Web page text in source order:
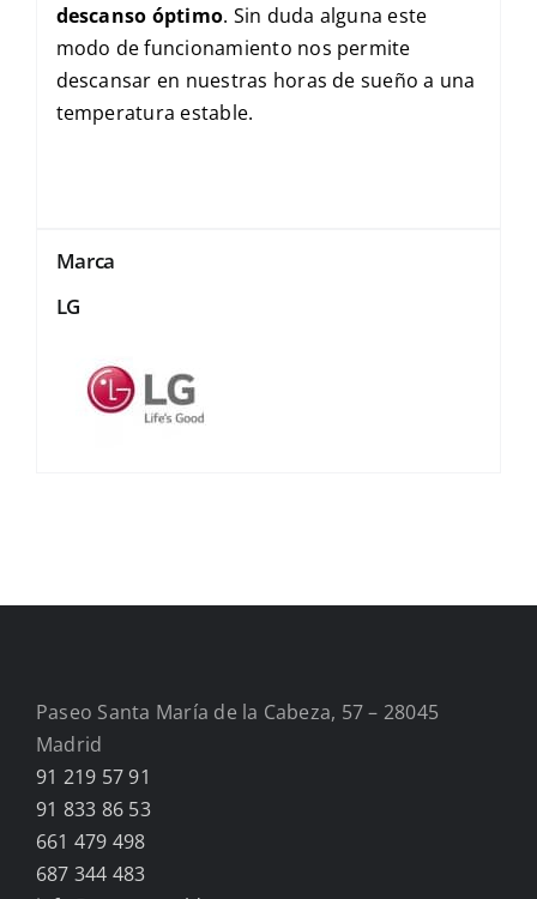
descanso óptimo. Sin duda alguna este
modo de funcionamiento nos permite
descansar en nuestras horas de sueño a una
temperatura estable.
Marca
LG
Paseo Santa María de la Cabeza, 57 – 28045
Madrid
91 219 57 91
91 833 86 53
661 479 498
687 344 483